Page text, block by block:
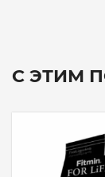
С ЭТИМ